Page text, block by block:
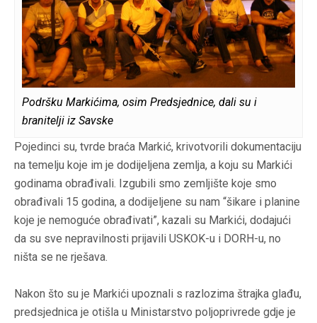
Podršku Markićima, osim Predsjednice, dali su i
branitelji iz Savske
Pojedinci su, tvrde braća Markić, krivotvorili dokumentaciju
na temelju koje im je dodijeljena zemlja, a koju su Markići
godinama obrađivali. Izgubili smo zemljište koje smo
obrađivali 15 godina, a dodijeljene su nam “šikare i planine
koje je nemoguće obrađivati”, kazali su Markići, dodajući
da su sve nepravilnosti prijavili USKOK-u i DORH-u, no
ništa se ne rješava.
Nakon što su je Markići upoznali s razlozima štrajka glađu,
predsjednica je otišla u Ministarstvo poljoprivrede gdje je